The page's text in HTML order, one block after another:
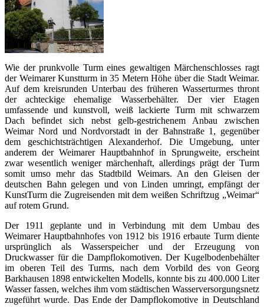
Wie der prunkvolle Turm eines gewaltigen Märchenschlosses ragt
der Weimarer Kunstturm in 35 Metern Höhe über die Stadt Weimar.
Auf dem kreisrunden Unterbau des früheren Wasserturmes thront
der achteckige ehemalige Wasserbehälter. Der vier Etagen
umfassende und kunstvoll, weiß lackierte Turm mit schwarzem
Dach befindet sich nebst gelb-gestrichenem Anbau zwischen
Weimar Nord und Nordvorstadt in der Bahnstraße 1, gegenüber
dem geschichtsträchtigen Alexanderhof. Die Umgebung, unter
anderem der Weimarer Hauptbahnhof in Sprungweite, erscheint
zwar wesentlich weniger märchenhaft, allerdings prägt der Turm
somit umso mehr das Stadtbild Weimars. An den Gleisen der
deutschen Bahn gelegen und von Linden umringt, empfängt der
KunstTurm die Zugreisenden mit dem weißen Schriftzug „Weimar“
auf rotem Grund.
Der 1911 geplante und in Verbindung mit dem Umbau des
Weimarer Hauptbahnhofes von 1912 bis 1916 erbaute Turm diente
ursprünglich als Wasserspeicher und der Erzeugung von
Druckwasser für die Dampflokomotiven. Der Kugelbodenbehälter
im oberen Teil des Turms, nach dem Vorbild des von Georg
Barkhausen 1898 entwickelten Modells, konnte bis zu 400.000 Liter
Wasser fassen, welches ihm vom städtischen Wasserversorgungsnetz
zugeführt wurde. Das Ende der Dampflokomotive in Deutschland